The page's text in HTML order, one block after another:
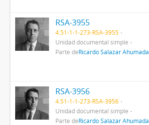
RSA-3955
4.51-1-1-273-RSA-3955
Unidad documental simple
Parte deRicardo Salazar Ahumada
RSA-3956
4.51-1-1-273-RSA-3956
Unidad documental simple
Parte deRicardo Salazar Ahumada